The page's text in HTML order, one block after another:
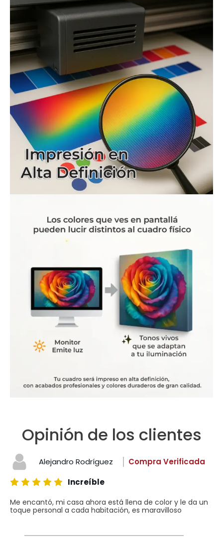
Opinión de los clientes
Alejandro Rodríguez
Compra Verificada
Increíble
Me encantó, mi casa ahora está llena de color y le da un
toque personal a cada habitación, es maravilloso